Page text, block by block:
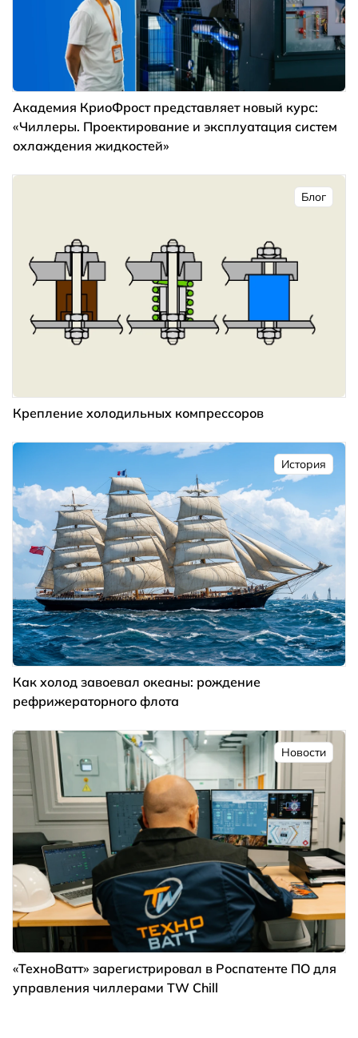
Академия КриоФрост представляет новый курс:
«Чиллеры. Проектирование и эксплуатация систем
охлаждения жидкостей»
Блог
Крепление холодильных компрессоров
История
Как холод завоевал океаны: рождение
рефрижераторного флота
Новости
«ТехноВатт» зарегистрировал в Роспатенте ПО для
управления чиллерами TW Chill